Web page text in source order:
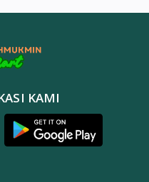
KAMI